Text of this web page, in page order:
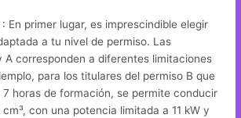
: En primer lugar, es imprescindible elegir
a tu nivel de permiso. Las
A corresponden a diferentes limitaciones
para los titulares del permiso B que
horas de formación, se permite conducir
con una potencia limitada a 11 kW y